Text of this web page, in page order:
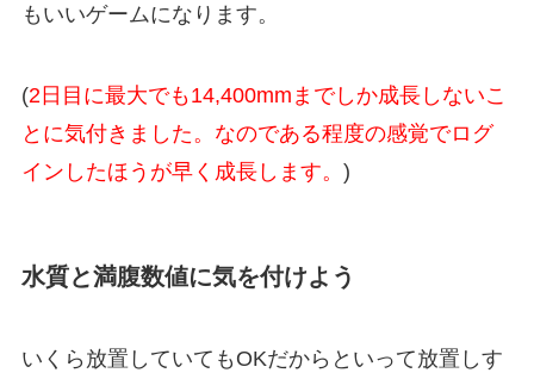
もいいゲームになります。
(2日目に最大でも14,400mmまでしか成長しないこ
とに気付きました。なのである程度の感覚でログ
インしたほうが早く成長します。 )
水質と満腹数値に気を付けよう
いくら放置していてもOKだからといって放置しす